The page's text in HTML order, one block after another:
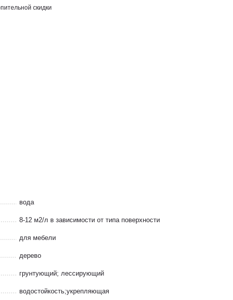
скидки
вода
8-12 м2/л в зависимости от типа поверхности
для мебели
дерево
грунтующий; лессирующий
водостойкость;укрепляющая